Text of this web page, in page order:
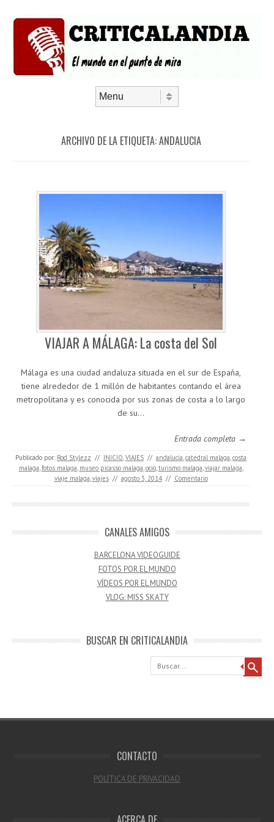
ARCHIVO DE LA ETIQUETA:ANDALUCIA
VIAJAR A MÁLAGA: La costa del Sol
Málaga es una ciudad andaluza situada en el sur de España,
tiene alrededor de 1 millón de habitantes contando el área
metropolitana y es conocida por sus zonas de costa a lo largo
de su…
Entrada completa →
Publicado por: Rod Stylezz // INICIO,VIAJES // andalucia,catedral malaga,costa
malaga,fotos malaga, museo picasso malaga,ocio,turismo malaga,viajar malaga,
viaje malaga,viajes // agosto 3, 2014 // Comentario
CANALES AMIGOS
BARCELONA VIDEOGUIDE
FOTOS POR EL MUNDO
VÍDEOS POR EL MUNDO
VLOG: MISS SKATY
BUSCAR EN CRITICALANDIA
Buscar
CONTACTO
POLÍTICA DE PRIVACIDAD